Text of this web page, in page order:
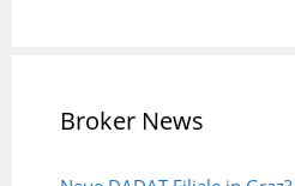
Broker News